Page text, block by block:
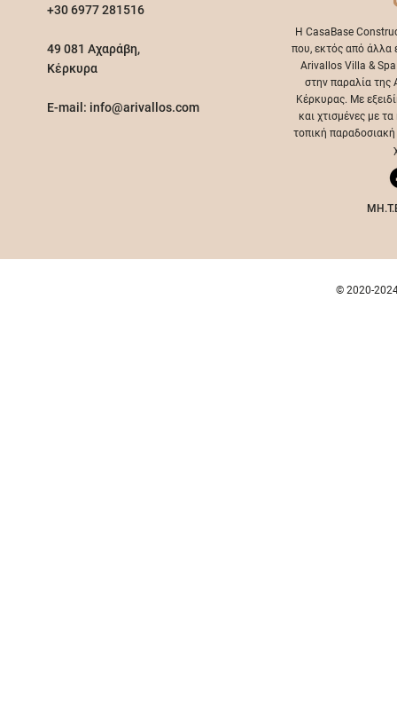
+30 6977 281516
49 081 Αχαράβη,
Κέρκυρα
E-mail: info@arivallos.com
Η CasaBase
που, εκτός από άλλα
Arivallos Villa &
στην παραλία της
Κέρκυρας. Με
και χτισμένες με
τοπική παραδοσιακή
© 2020-